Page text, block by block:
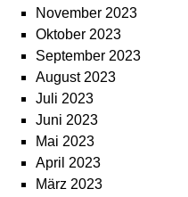
November 2023
Oktober 2023
September 2023
August 2023
Juli 2023
Juni 2023
Mai 2023
April 2023
März 2023